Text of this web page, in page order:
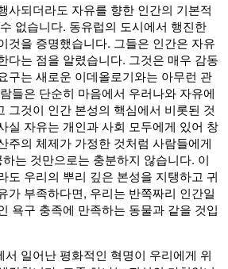
사되더라도 자유를 향한 인간의 기본적
없습니다. 동유럽의 도시에서 행진한
것을 증명했습니다. 그들은 인간은 자유
다는 점을 알렸습니다. 그것은 매우 감동
구는 새로운 이데올로기와는 아무런 관
들은 단순히 마음에서 우러나와 자유에
그것이 인간 본성의 핵심에서 비롯된 것
실 자유는 개인과 사회 모두에게 있어 창
주의 체제가 가정한 것처럼 사람들에게
는 것만으로는 충분하지 않습니다. 이
도 우리의 뿌리 깊은 본성을 지탱하고 귀
가 부족하다면, 우리는 반쪽짜리 인간일
욕구 충족에 만족하는 동물과 같을 것입
일어난 평화적인 혁명이 우리에게 위